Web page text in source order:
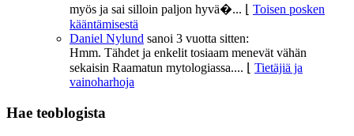
myös ja sai silloin paljon hyvä�...
Toisen posken
kääntämisestä
Daniel Nylund sanoi 3 vuotta sitten:
Hmm. Tähdet ja enkelit tosiaam menevät vähän
sekaisin Raamatun mytologiassa....
Tietäjiä ja
vainoharhoja
Hae teoblogista